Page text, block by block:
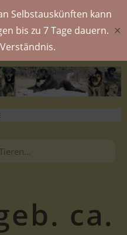
Selbstauskünften kann
bis zu 7 Tage dauern. ✕
ca.